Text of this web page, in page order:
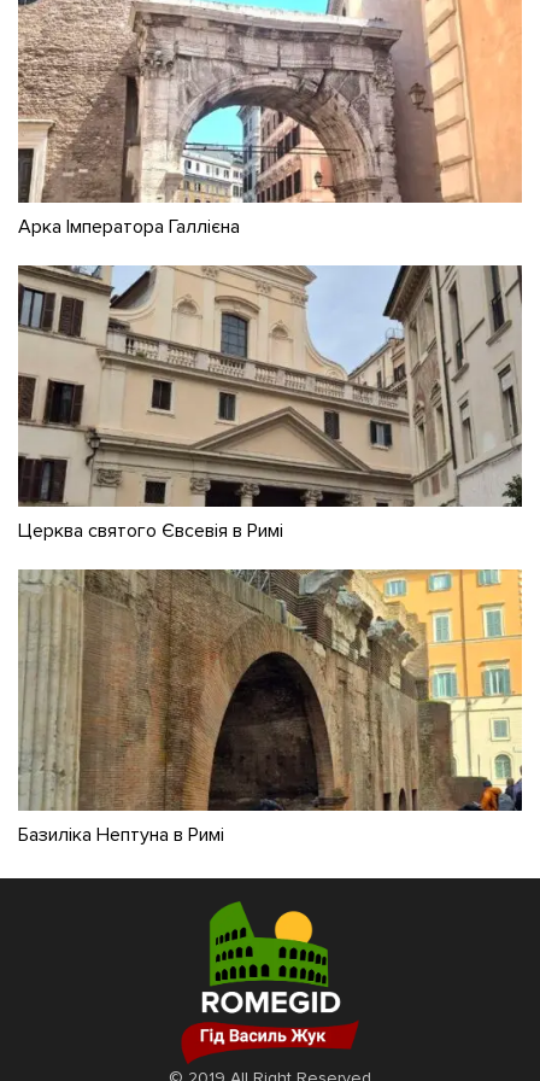
Арка Імператора Галлієна
Церква святого Євсевія в Римі
Базиліка Нептуна в Римі